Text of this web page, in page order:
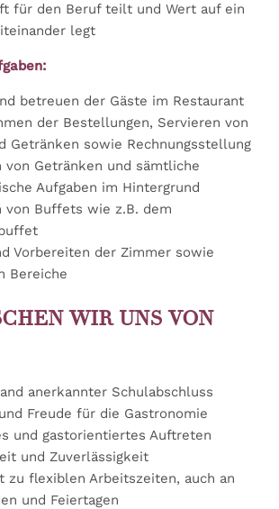
für den Beruf teilt und Wert auf ein
legt
betreuen der Gäste im Restaurant
der Bestellungen, Servieren von
Getränken sowie Rechnungsstellung
von Getränken und sämtliche
Aufgaben im Hintergrund
von Buffets wie z.B. dem
Vorbereiten der Zimmer sowie
Bereiche
WIR UNS VON
anerkannter Schulabschluss
Freude für die Gastronomie
und gastorientiertes Auftreten
und Zuverlässigkeit
zu flexiblen Arbeitszeiten, auch an
und Feiertagen